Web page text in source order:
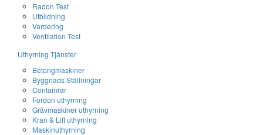
Radon Test
Utbildning
Vardering
Ventilation Test
Uthyrning Tjänster
Betongmaskiner
Byggnads Ställningar
Containrar
Fordon uthyrning
Grävmaskiner uthyrning
Kran & Lift uthyrning
Maskinuthyrning